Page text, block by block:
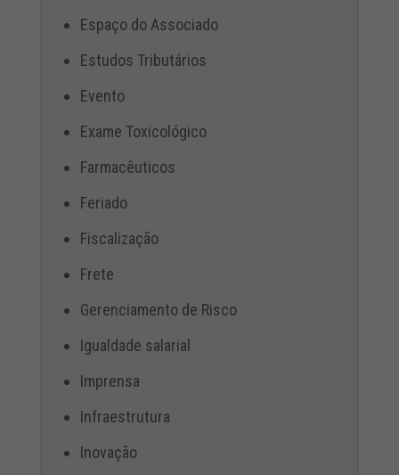
Espaço do Associado
Estudos Tributários
Evento
Exame Toxicológico
Farmacêuticos
Feriado
Fiscalização
Frete
Gerenciamento de Risco
Igualdade salarial
Imprensa
Infraestrutura
Inovação